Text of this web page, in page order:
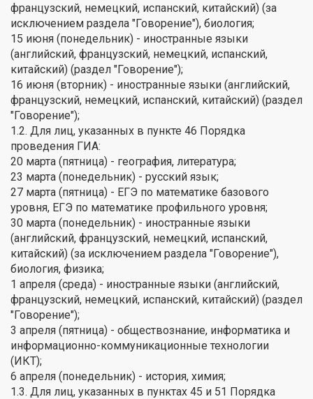
французский, немецкий, испанский, китайский) (за
исключением раздела "Говорение"), биология;
15 июня (понедельник) - иностранные языки
(английский, французский, немецкий, испанский,
китайский) (раздел "Говорение");
16 июня (вторник) - иностранные языки (английский,
французский, немецкий, испанский, китайский) (раздел
"Говорение");
1.2. Для лиц, указанных в пункте 46 Порядка
проведения ГИА:
20 марта (пятница) - география, литература;
23 марта (понедельник) - русский язык;
27 марта (пятница) - ЕГЭ по математике базового
уровня, ЕГЭ по математике профильного уровня;
30 марта (понедельник) - иностранные языки
(английский, французский, немецкий, испанский,
китайский) (за исключением раздела "Говорение"),
биология, физика;
1 апреля (среда) - иностранные языки (английский,
французский, немецкий, испанский, китайский) (раздел
"Говорение");
3 апреля (пятница) - обществознание, информатика и
информационно-коммуникационные технологии
(ИКТ);
6 апреля (понедельник) - история, химия;
1.3. Для лиц, указанных в пунктах 45 и 51 Порядка